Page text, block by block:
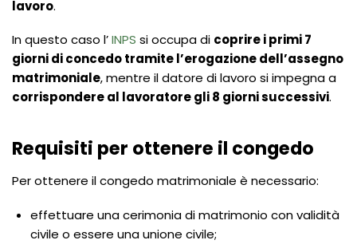
lavoro.
In questo caso l’INPS si occupa di coprire i primi 7
giorni di concedo tramite l’erogazione dell’assegno
matrimoniale, mentre il datore di lavoro si impegna a
corrispondere al lavoratore gli 8 giorni successivi.
Requisiti per ottenere il congedo
Per ottenere il congedo matrimoniale è necessario:
effettuare una cerimonia di matrimonio con validità
civile o essere una unione civile;